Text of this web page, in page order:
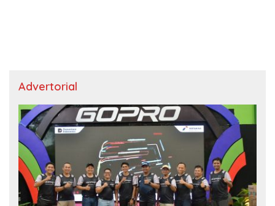
Advertorial